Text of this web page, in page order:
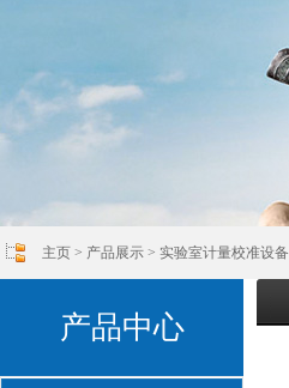
主页 > 产品展示 > 实验室计量校准设备
产品中心